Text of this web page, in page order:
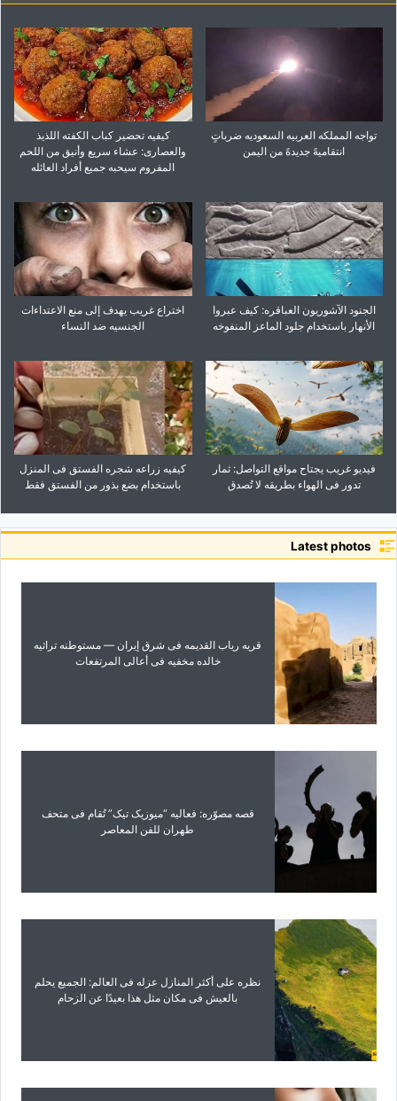
تواجه المملکه العربیه السعودیه ضرباتٍ
انتقامیهً جدیدهً من الیمن
کیفیه تحضیر کباب الکفته اللذیذ
والعصاری: عشاء سریع وأنیق من اللحم
المفروم سیحبه جمیع أفراد العائله
الجنود الآشوریون العباقره: کیف عبروا
الأنهار باستخدام جلود الماعز المنفوخه
اختراع غریب یهدف إلى منع الاعتداءات
الجنسیه ضد النساء
فیدیو غریب یجتاح مواقع التواصل: ثمار
تدور فی الهواء بطریقه لا تُصدق
کیفیه زراعه شجره الفستق فی المنزل
باستخدام بضع بذور من الفستق فقط
Latest photos
قریه ریاب القدیمه فی شرق إیران — مستوطنه تراثیه
خالده مخفیه فی أعالی المرتفعات
قصه مصوّره: فعالیه “میوزیک تیک” تُقام فی متحف
طهران للفن المعاصر
نظره على أکثر المنازل عزله فی العالم: الجمیع یحلم
بالعیش فی مکان مثل هذا بعیدًا عن الزحام